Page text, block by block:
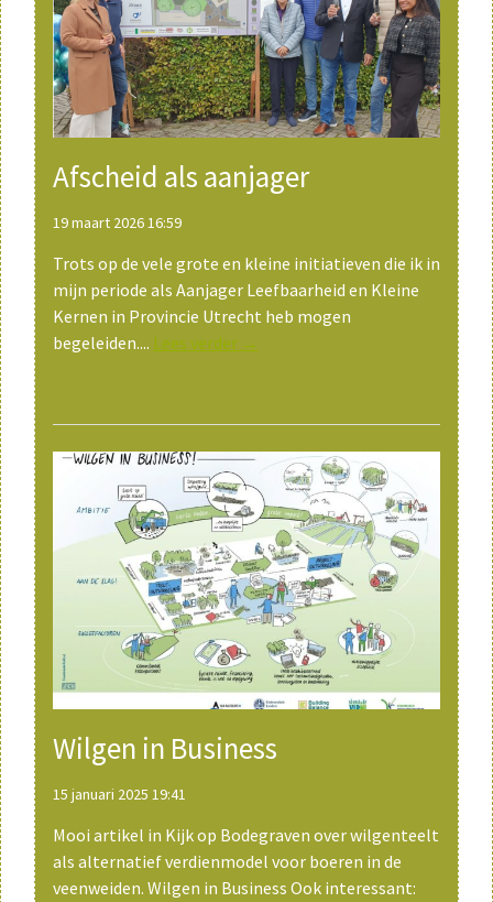
Afscheid als aanjager
19 maart 2026 16:59
Trots op de vele grote en kleine initiatieven die ik in
mijn periode als Aanjager Leefbaarheid en Kleine
Kernen in Provincie Utrecht heb mogen
begeleiden.... Lees verder →
Wilgen in Business
15 januari 2025 19:41
Mooi artikel in Kijk op Bodegraven over wilgenteelt
als alternatief verdienmodel voor boeren in de
veenweiden. Wilgen in Business Ook interessant: